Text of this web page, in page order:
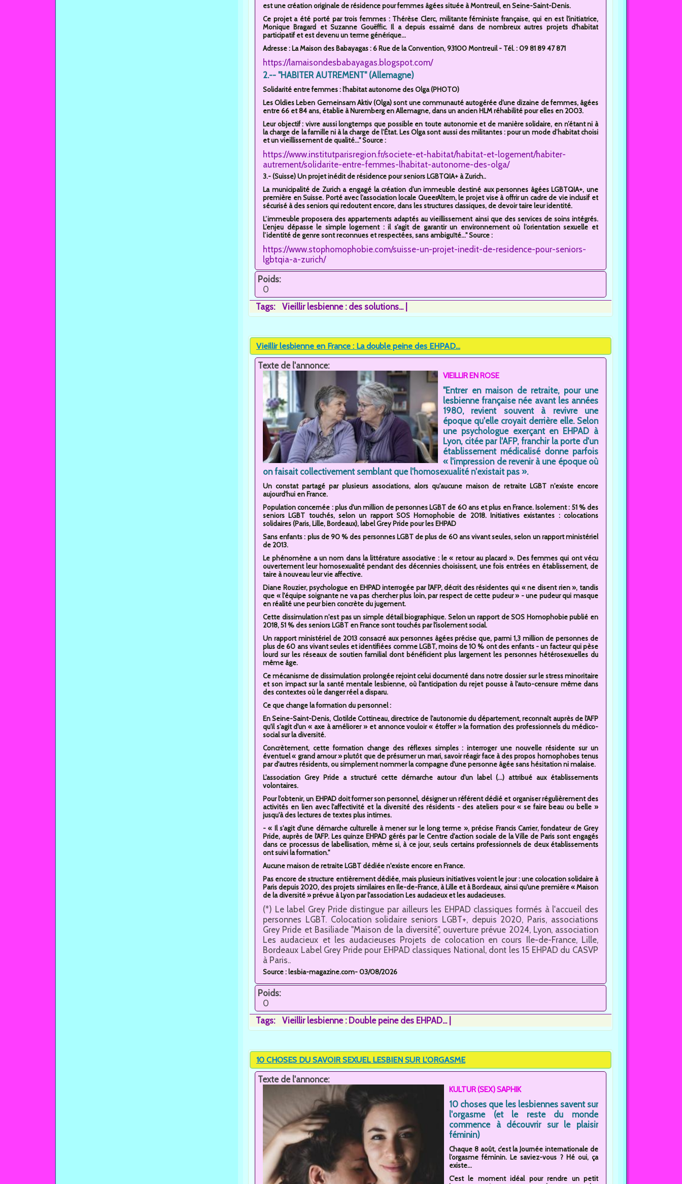
est une création originale de résidence pour femmes âgées située à Montreuil, en Seine-Saint-Denis.
Ce projet a été porté par trois femmes : Thérèse Clerc, militante féministe française, qui en est l'initiatrice,
Monique Bragard et Suzanne Gouëffic. Il a depuis essaimé dans de nombreux autres projets d'habitat
participatif et est devenu un terme générique...
Adresse : La Maison des Babayagas : 6 Rue de la Convention, 93100 Montreuil - Tél. : 09 81 89 47 871
https://lamaisondesbabayagas.blogspot.com/
2.-- "HABITER AUTREMENT" (Allemagne)
Solidarité entre femmes : l'habitat autonome des Olga (PHOTO)
Les Oldies Leben Gemeinsam Aktiv (Olga) sont une communauté autogérée d’une dizaine de femmes, âgées
entre 66 et 84 ans, établie à Nuremberg en Allemagne, dans un ancien HLM réhabilité pour elles en 2003.
Leur objectif : vivre aussi longtemps que possible en toute autonomie et de manière solidaire, en n’étant ni à
la charge de la famille ni à la charge de l’État. Les Olga sont aussi des militantes : pour un mode d’habitat choisi
et un vieillissement de qualité..." Source :
https://www.institutparisregion.fr/societe-et-habitat/habitat-et-logement/habiter-
autrement/solidarite-entre-femmes-lhabitat-autonome-des-olga/
3.- (Suisse) Un projet inédit de résidence pour seniors LGBTQIA+ à Zurich..
La municipalité de Zurich a engagé la création d’un immeuble destiné aux personnes âgées LGBTQIA+, une
première en Suisse. Porté avec l’association locale QueerAltern, le projet vise à offrir un cadre de vie inclusif et
sécurisé à des seniors qui redoutent encore, dans les structures classiques, de devoir taire leur identité.
L’immeuble proposera des appartements adaptés au vieillissement ainsi que des services de soins intégrés.
L’enjeu dépasse le simple logement : il s’agit de garantir un environnement où l’orientation sexuelle et
l’identité de genre sont reconnues et respectées, sans ambiguïté..." Source :
https://www.stophomophobie.com/suisse-un-projet-inedit-de-residence-pour-seniors-
lgbtqia-a-zurich/
Poids:
0
Tags:
Vieillir lesbienne : des solutions...
Vieillir lesbienne en France : La double peine des EHPAD...
Texte de l'annonce:
VIEILLIR EN ROSE
"Entrer en maison de retraite, pour une
lesbienne française née avant les années
1980, revient souvent à revivre une
époque qu'elle croyait derrière elle. Selon
une psychologue exerçant en EHPAD à
Lyon, citée par l'AFP, franchir la porte d'un
établissement médicalisé donne parfois
« l'impression de revenir à une époque où
on faisait collectivement semblant que l'homosexualité n'existait pas ».
Un constat partagé par plusieurs associations, alors qu'aucune maison de retraite LGBT n'existe encore
aujourd'hui en France.
Population concernée : plus d'un million de personnes LGBT de 60 ans et plus en France. Isolement : 51 % des
seniors LGBT touchés, selon un rapport SOS Homophobie de 2018. Initiatives existantes : colocations
solidaires (Paris, Lille, Bordeaux), label Grey Pride pour les EHPAD
Sans enfants : plus de 90 % des personnes LGBT de plus de 60 ans vivant seules, selon un rapport ministériel
de 2013.
Le phénomène a un nom dans la littérature associative : le « retour au placard ». Des femmes qui ont vécu
ouvertement leur homosexualité pendant des décennies choisissent, une fois entrées en établissement, de
taire à nouveau leur vie affective.
Diane Rouzier, psychologue en EHPAD interrogée par l'AFP, décrit des résidentes qui « ne disent rien », tandis
que « l'équipe soignante ne va pas chercher plus loin, par respect de cette pudeur » - une pudeur qui masque
en réalité une peur bien concrète du jugement.
Cette dissimulation n'est pas un simple détail biographique. Selon un rapport de SOS Homophobie publié en
2018, 51 % des seniors LGBT en France sont touchés par l'isolement social.
Un rapport ministériel de 2013 consacré aux personnes âgées précise que, parmi 1,3 million de personnes de
plus de 60 ans vivant seules et identifiées comme LGBT, moins de 10 % ont des enfants - un facteur qui pèse
lourd sur les réseaux de soutien familial dont bénéficient plus largement les personnes hétérosexuelles du
même âge.
Ce mécanisme de dissimulation prolongée rejoint celui documenté dans notre dossier sur le stress minoritaire
et son impact sur la santé mentale lesbienne, où l'anticipation du rejet pousse à l'auto-censure même dans
des contextes où le danger réel a disparu.
Ce que change la formation du personnel :
En Seine-Saint-Denis, Clotilde Cottineau, directrice de l'autonomie du département, reconnaît auprès de l'AFP
qu'il s'agit d'un « axe à améliorer » et annonce vouloir « étoffer » la formation des professionnels du médico-
social sur la diversité.
Concrètement, cette formation change des réflexes simples : interroger une nouvelle résidente sur un
éventuel « grand amour » plutôt que de présumer un mari, savoir réagir face à des propos homophobes tenus
par d'autres résidents, ou simplement nommer la compagne d'une personne âgée sans hésitation ni malaise.
L'association Grey Pride a structuré cette démarche autour d'un label (...) attribué aux établissements
volontaires.
Pour l'obtenir, un EHPAD doit former son personnel, désigner un référent dédié et organiser régulièrement des
activités en lien avec l'affectivité et la diversité des résidents - des ateliers pour « se faire beau ou belle »
jusqu'à des lectures de textes plus intimes.
- « Il s'agit d'une démarche culturelle à mener sur le long terme », précise Francis Carrier, fondateur de Grey
Pride, auprès de l'AFP. Les quinze EHPAD gérés par le Centre d'action sociale de la Ville de Paris sont engagés
dans ce processus de labellisation, même si, à ce jour, seuls certains professionnels de deux établissements
ont suivi la formation."
Aucune maison de retraite LGBT dédiée n'existe encore en France.
Pas encore de structure entièrement dédiée, mais plusieurs initiatives voient le jour : une colocation solidaire à
Paris depuis 2020, des projets similaires en Ile-de-France, à Lille et à Bordeaux, ainsi qu'une première « Maison
de la diversité » prévue à Lyon par l'association Les audacieux et les audacieuses.
(*) Le label Grey Pride distingue par ailleurs les EHPAD classiques formés à l'accueil des
personnes LGBT. Colocation solidaire seniors LGBT+, depuis 2020, Paris, associations
Grey Pride et Basiliade "Maison de la diversité", ouverture prévue 2024, Lyon, association
Les audacieux et les audacieuses Projets de colocation en cours Ile-de-France, Lille,
Bordeaux Label Grey Pride pour EHPAD classiques National, dont les 15 EHPAD du CASVP
à Paris..
Source : lesbia-magazine.com- 03/08/2026
Poids:
0
Tags:
Vieillir lesbienne : Double peine des EHPAD...
10 CHOSES DU SAVOIR SEXUEL LESBIEN SUR L'ORGASME
Texte de l'annonce:
KULTUR (SEX) SAPHIK
10 choses que les lesbiennes savent sur
l'orgasme (et le reste du monde
commence à découvrir sur le plaisir
féminin)
Chaque 8 août, c’est la Journée internationale de
l’orgasme féminin. Le saviez-vous ? Hé oui, ça
existe...
C'est le moment idéal pour rendre un petit